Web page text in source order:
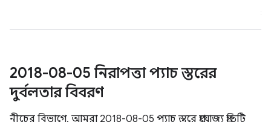
2018-08-05 নিরাপত্তা প্যাচ স্তরের
দুর্বলতার বিবরণ
নীচের বিভাগে, আমরা 2018-08-05 প্যাচ স্তরে প্রযোজ্য প্রতিটি